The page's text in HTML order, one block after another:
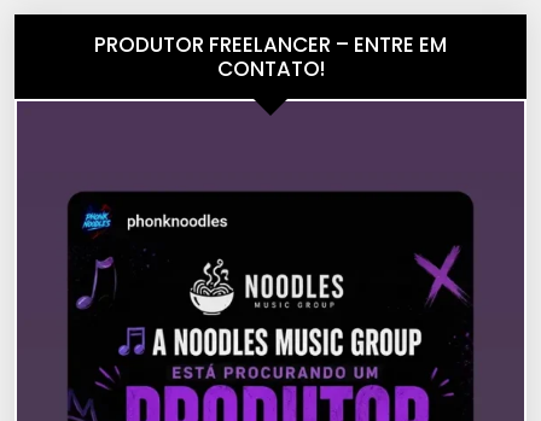
PRODUTOR FREELANCER – ENTRE EM
CONTATO!